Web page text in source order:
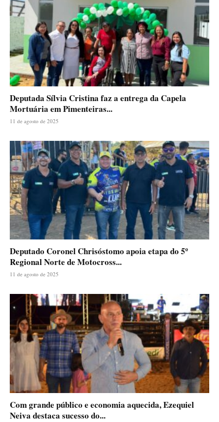
Deputada Sílvia Cristina faz a entrega da Capela
Mortuária em Pimenteiras...
11 de agosto de 2025
Deputado Coronel Chrisóstomo apoia etapa do 5º
Regional Norte de Motocross...
11 de agosto de 2025
Com grande público e economia aquecida, Ezequiel
Neiva destaca sucesso do...